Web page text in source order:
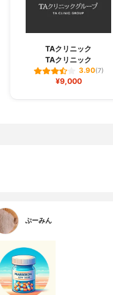
TAクリニック
TAクリニック
3.90(7)
¥9,000
ぷーみん